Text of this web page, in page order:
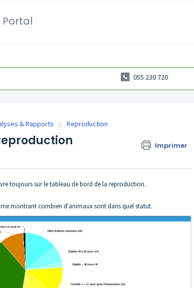
055 230 720
& Rapports Reproduction
Imprimer
toujours sur le tableau de bord de la reproduction.
montrant combien d'animaux sont dans quel statut.